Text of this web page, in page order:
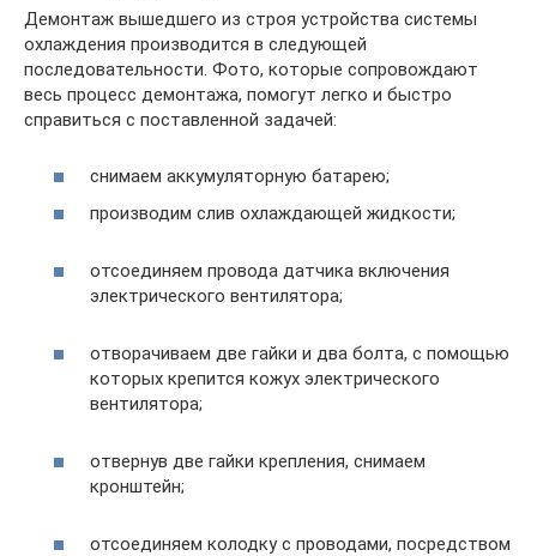
Демонтаж вышедшего из строя устройства системы
охлаждения производится в следующей
последовательности. Фото, которые сопровождают
весь процесс демонтажа, помогут легко и быстро
справиться с поставленной задачей:
снимаем аккумуляторную батарею;
производим слив охлаждающей жидкости;
отсоединяем провода датчика включения
электрического вентилятора;
отворачиваем две гайки и два болта, с помощью
которых крепится кожух электрического
вентилятора;
отвернув две гайки крепления, снимаем
кронштейн;
отсоединяем колодку с проводами, посредством